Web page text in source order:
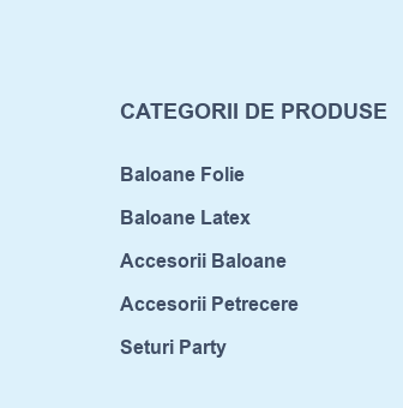
CATEGORII DE PRODUSE
Baloane Folie
Baloane Latex
Accesorii Baloane
Accesorii Petrecere
Seturi Party